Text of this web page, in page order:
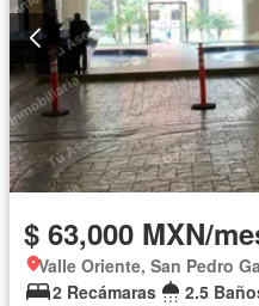
$ 63,000 MXN/
Valle Oriente, San Pedro
2 Recámaras
2.5